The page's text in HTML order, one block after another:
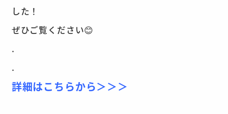
した！
ぜひご覧ください😊
.
.
詳細はこちらから＞＞＞